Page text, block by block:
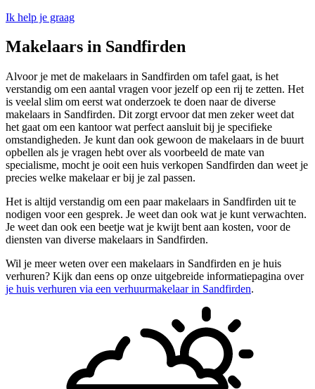
Ik help je graag
Makelaars in Sandfirden
Alvoor je met de makelaars in Sandfirden om tafel gaat, is het
verstandig om een aantal vragen voor jezelf op een rij te zetten. Het
is veelal slim om eerst wat onderzoek te doen naar de diverse
makelaars in Sandfirden. Dit zorgt ervoor dat men zeker weet dat
het gaat om een kantoor wat perfect aansluit bij je specifieke
omstandigheden. Je kunt dan ook gewoon de makelaars in de buurt
opbellen als je vragen hebt over als voorbeeld de mate van
specialisme, mocht je ooit een huis verkopen Sandfirden dan weet je
precies welke makelaar er bij je zal passen.
Het is altijd verstandig om een paar makelaars in Sandfirden uit te
nodigen voor een gesprek. Je weet dan ook wat je kunt verwachten.
Je weet dan ook een beetje wat je kwijt bent aan kosten, voor de
diensten van diverse makelaars in Sandfirden.
Wil je meer weten over een makelaars in Sandfirden en je huis
verhuren? Kijk dan eens op onze uitgebreide informatiepagina over
je huis verhuren via een verhuurmakelaar in Sandfirden.